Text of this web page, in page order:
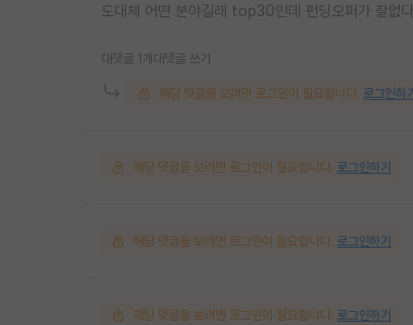
도대체 어떤 분야길래 top30인데 펀딩오퍼가 잘없
대댓글 1개 대댓글 쓰기
해당 댓글을 보려면 로그인이 필요합니다. 로그인하기
해당 댓글을 보려면 로그인이 필요합니다. 로그인하기
해당 댓글을 보려면 로그인이 필요합니다. 로그인하기
해당 댓글을 보려면 로그인이 필요합니다. 로그인하기